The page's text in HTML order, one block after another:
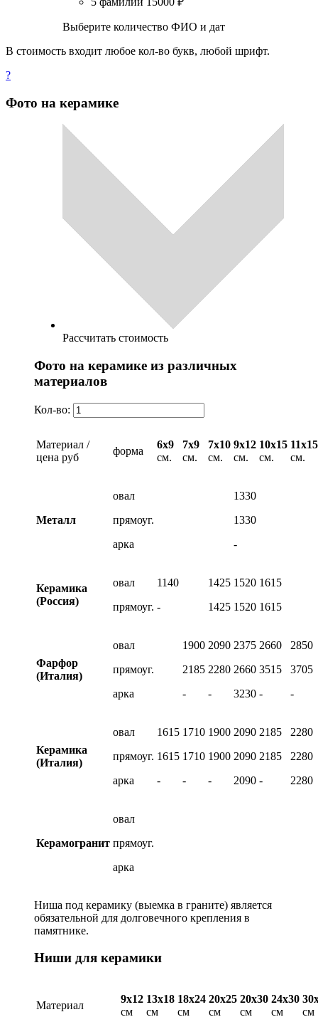
Выберите количество ФИО и дат
В стоимость входит любое кол-во букв, любой шрифт.
?
Фото на керамике
Рассчитать стоимость
Фото на керамике из различных
материалов
Кол-во:
Материал /
цена руб
форма
6х9
см.
7х9
см.
7х10
см.
9х12
см.
10х15
см.
11х15
см.
Металл
овал
прямоуг.
арка
1330
1330
-
Керамика
(Россия)
овал
прямоуг.
1140
-
1425
1425
1520
1520
1615
1615
Фарфор
(Италия)
овал
прямоуг.
арка
1900
2185
-
2090
2280
-
2375
2660
3230
2660
3515
-
2850
3705
-
Керамика
(Италия)
овал
прямоуг.
арка
1615
1615
-
1710
1710
-
1900
1900
-
2090
2090
2090
2185
2185
-
2280
2280
2280
Керамогранит
овал
прямоуг.
арка
Ниша под керамику (выемка в граните) является
обязательной для долговечного крепления в
памятнике.
Ниши для керамики
Материал
9х12
см
13х18
см
18х24
см
20х25
см
20х30
см
24х30
см
см